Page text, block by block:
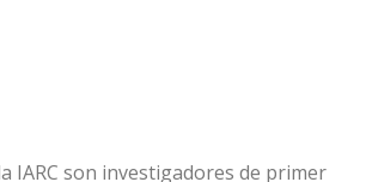
IARC son investigadores de primer